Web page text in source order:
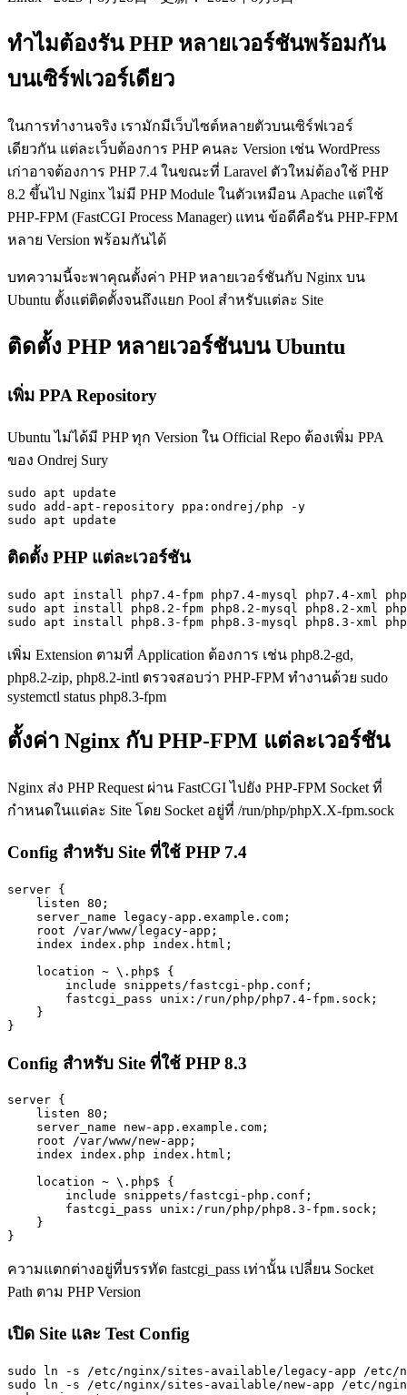
ทำไมต้องรัน PHP หลายเวอร์ชันพร้อมกัน
บนเซิร์ฟเวอร์เดียว
ในการทำงานจริง เรามักมีเว็บไซต์หลายตัวบนเซิร์ฟเวอร์
เดียวกัน แต่ละเว็บต้องการ PHP คนละ Version เช่น WordPress
เก่าอาจต้องการ PHP 7.4 ในขณะที่ Laravel ตัวใหม่ต้องใช้ PHP
8.2 ขึ้นไป Nginx ไม่มี PHP Module ในตัวเหมือน Apache แต่ใช้
PHP-FPM (FastCGI Process Manager) แทน ข้อดีคือรัน PHP-FPM
หลาย Version พร้อมกันได้
บทความนี้จะพาคุณตั้งค่า PHP หลายเวอร์ชันกับ Nginx บน
Ubuntu ตั้งแต่ติดตั้งจนถึงแยก Pool สำหรับแต่ละ Site
ติดตั้ง PHP หลายเวอร์ชันบน Ubuntu
เพิ่ม PPA Repository
Ubuntu ไม่ได้มี PHP ทุก Version ใน Official Repo ต้องเพิ่ม PPA
ของ Ondrej Sury
sudo apt update
sudo add-apt-repository ppa:ondrej/php -y
sudo apt update
ติดตั้ง PHP แต่ละเวอร์ชัน
sudo apt install php7.4-fpm php7.4-mysql php7.4-xml
sudo apt install php8.2-fpm php8.2-mysql php8.2-xml
sudo apt install php8.3-fpm php8.3-mysql php8.3-xml
เพิ่ม Extension ตามที่ Application ต้องการ เช่น php8.2-gd,
php8.2-zip, php8.2-intl ตรวจสอบว่า PHP-FPM ทำงานด้วย sudo
systemctl status php8.3-fpm
ตั้งค่า Nginx กับ PHP-FPM แต่ละเวอร์ชัน
Nginx ส่ง PHP Request ผ่าน FastCGI ไปยัง PHP-FPM Socket ที่
กำหนดในแต่ละ Site โดย Socket อยู่ที่ /run/php/phpX.X-fpm.sock
Config สำหรับ Site ที่ใช้ PHP 7.4
server {
    listen 80;
    server_name legacy-app.example.com;
    root /var/www/legacy-app;
    index index.php index.html;
    location ~ \.php$ {
        include snippets/fastcgi-php.conf;
        fastcgi_pass unix:/run/php/php7.4-fpm.sock;
    }
}
Config สำหรับ Site ที่ใช้ PHP 8.3
server {
    listen 80;
    server_name new-app.example.com;
    root /var/www/new-app;
    index index.php index.html;
    location ~ \.php$ {
        include snippets/fastcgi-php.conf;
        fastcgi_pass unix:/run/php/php8.3-fpm.sock;
    }
}
ความแตกต่างอยู่ที่บรรทัด fastcgi_pass เท่านั้น เปลี่ยน Socket
Path ตาม PHP Version
เปิด Site และ Test Config
sudo ln -s /etc/nginx/sites-available/legacy-app /etc/
sudo ln -s /etc/nginx/sites-available/new-app /etc/